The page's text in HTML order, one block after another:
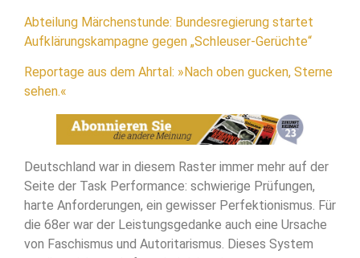
Abteilung Märchenstunde: Bundesregierung startet
Aufklärungskampagne gegen „Schleuser-Gerüchte“
Reportage aus dem Ahrtal: »Nach oben gucken, Sterne
sehen.«
Deutschland war in diesem Raster immer mehr auf der
Seite der Task Performance: schwierige Prüfungen,
harte Anforderungen, ein gewisser Perfektionismus. Für
die 68er war der Leistungsgedanke auch eine Ursache
von Faschismus und Autoritarismus. Dieses System